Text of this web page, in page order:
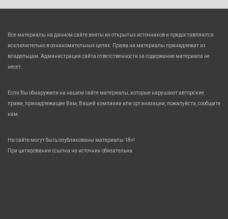
Все материалы на данном сайте взяты из открытых источников и предоставляются
исключительно в ознакомительных целях. Права на материалы принадлежат их
владельцам. Администрация сайта ответственности за содержание материала не
несет.
Если Вы обнаружили на нашем сайте материалы, которые нарушают авторские
права, принадлежащие Вам, Вашей компании или организации, пожалуйста, сообщите
нам.
На сайте могут быть опубликованы материалы 18+!
При цитировании ссылка на источник обязательна.